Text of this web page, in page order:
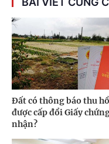
Đất có thông báo thu
được cấp đổi Giấy
nhận?